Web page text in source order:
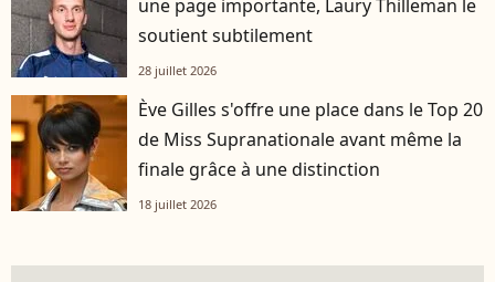
une page importante, Laury Thilleman le
soutient subtilement
28 juillet 2026
Ève Gilles s'offre une place dans le Top 20
de Miss Supranationale avant même la
finale grâce à une distinction
18 juillet 2026